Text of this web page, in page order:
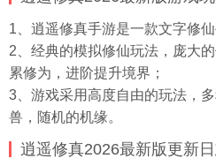
1、逍遥修真手游是一款文字修仙
2、经典的模拟修仙玩法，庞大
累修为，进阶提升境界；
3、游戏采用高度自由的玩法，
兽，随机的机缘。
逍遥修真2026最新版更新